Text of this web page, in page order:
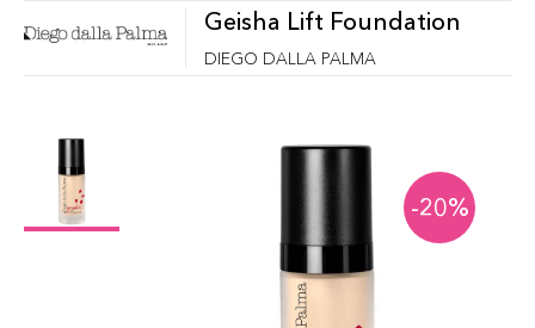
Geisha Lift Foundation
DIEGO DALLA PALMA
-20%